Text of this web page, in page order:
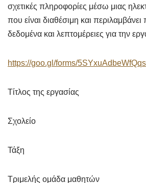
σχετικές πληροφορίες μέσω μιας
που είναι διαθέσιμη και
δεδομένα και λεπτομέρειες για την
https://goo.gl/forms/
Τίτλος της εργασίας
Σχολείο
Τάξη
Τριμελής ομάδα μαθητών